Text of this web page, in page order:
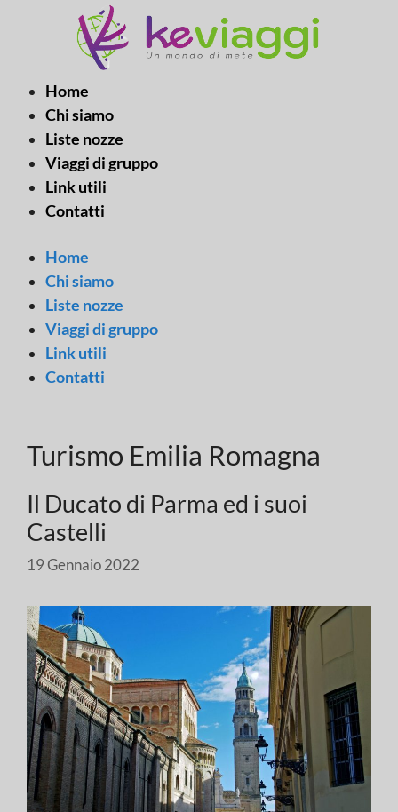
Home
Chi siamo
Liste nozze
Viaggi di gruppo
Link utili
Contatti
Home
Chi siamo
Liste nozze
Viaggi di gruppo
Link utili
Contatti
Turismo Emilia Romagna
Il Ducato di Parma ed i suoi
Castelli
19 Gennaio 2022